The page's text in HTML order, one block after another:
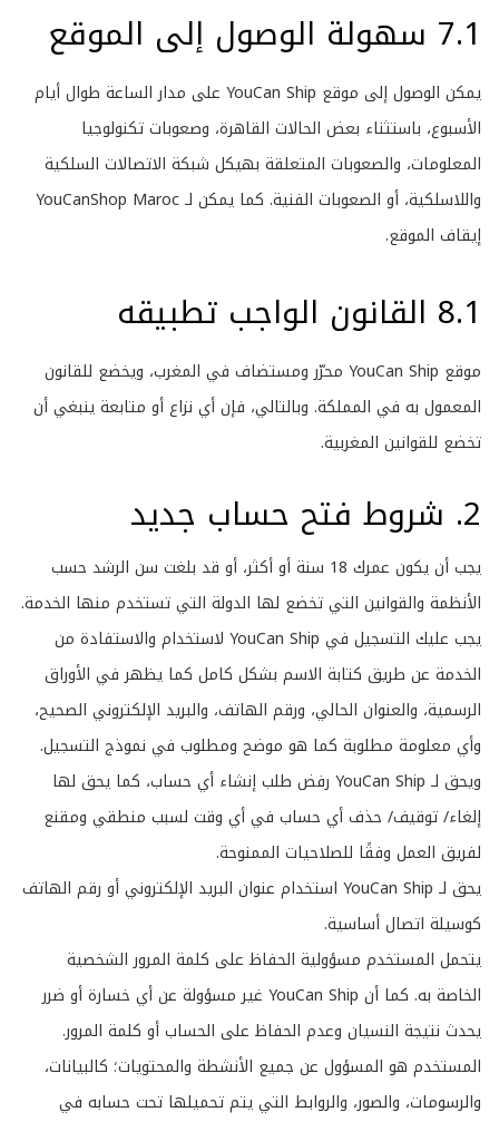
7.1 سهولة الوصول إلى الموقع
يمكن الوصول إلى موقع YouCan Ship على مدار الساعة طوال أيام
الأسبوع، باستثناء بعض الحالات القاهرة، وصعوبات تكنولوجيا
المعلومات، والصعوبات المتعلقة بهيكل شبكة الاتصالات السلكية
واللاسلكية، أو الصعوبات الفنية. كما يمكن لـ YouCanShop Maroc
إيقاف الموقع.
8.1 القانون الواجب تطبيقه
موقع YouCan Ship محرّر ومستضاف في المغرب، ويخضع للقانون
المعمول به في المملكة. وبالتالي، فإن أي نزاع أو متابعة ينبغي أن
تخضع للقوانين المغربية.
2. شروط فتح حساب جديد
يجب أن يكون عمرك 18 سنة أو أكثر، أو قد بلغت سن الرشد حسب
الأنظمة والقوانين التي تخضع لها الدولة التي تستخدم منها الخدمة.
يجب عليك التسجيل في YouCan Ship لاستخدام والاستفادة من
الخدمة عن طريق كتابة الاسم بشكل كامل كما يظهر في الأوراق
الرسمية، والعنوان الحالي، ورقم الهاتف، والبريد الإلكتروني الصحيح،
وأي معلومة مطلوبة كما هو موضح ومطلوب في نموذج التسجيل.
ويحق لـ YouCan Ship رفض طلب إنشاء أي حساب، كما يحق لها
إلغاء/ توقيف/ حذف أي حساب في أي وقت لسبب منطقي ومقنع
لفريق العمل وفقًا للصلاحيات الممنوحة.
يحق لـ YouCan Ship استخدام عنوان البريد الإلكتروني أو رقم الهاتف
كوسيلة اتصال أساسية.
يتحمل المستخدم مسؤولية الحفاظ على كلمة المرور الشخصية
الخاصة به. كما أن YouCan Ship غير مسؤولة عن أي خسارة أو ضرر
يحدث نتيجة النسيان وعدم الحفاظ على الحساب أو كلمة المرور.
​​المستخدم هو المسؤول عن جميع الأنشطة والمحتويات؛ كالبيانات،
والرسومات، والصور، والروابط التي يتم تحميلها تحت حسابه في